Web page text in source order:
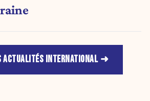
ACTUALITÉS INTERNATIONAL